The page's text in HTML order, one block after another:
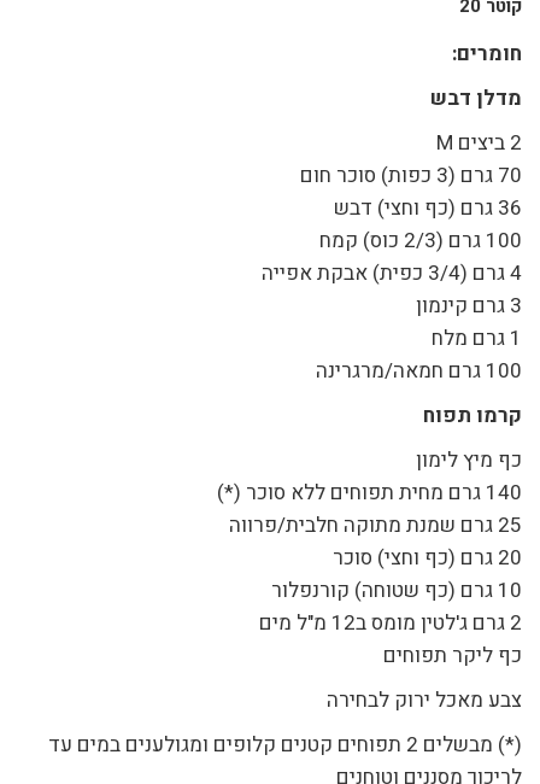
קוטר 20
חומרים:
מדלן דבש
2 ביצים M
70 גרם (3 כפות) סוכר חום
36 גרם (כף וחצי) דבש
100 גרם (2/3 כוס) קמח
4 גרם (3/4 כפית) אבקת אפייה
3 גרם קינמון
1 גרם מלח
100 גרם חמאה/מרגרינה
קרמו תפוח
כף מיץ לימון
140 גרם מחית תפוחים ללא סוכר (*)
25 גרם שמנת מתוקה חלבית/פרווה
20 גרם (כף וחצי) סוכר
10 גרם (כף שטוחה) קורנפלור
2 גרם ג'לטין מומס ב12 מ"ל מים
כף ליקר תפוחים
צבע מאכל ירוק לבחירה
(*) מבשלים 2 תפוחים קטנים קלופים ומגולענים במים עד
לריכוך מסננים וטוחנים